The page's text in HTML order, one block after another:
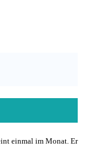
einmal im Monat. Er